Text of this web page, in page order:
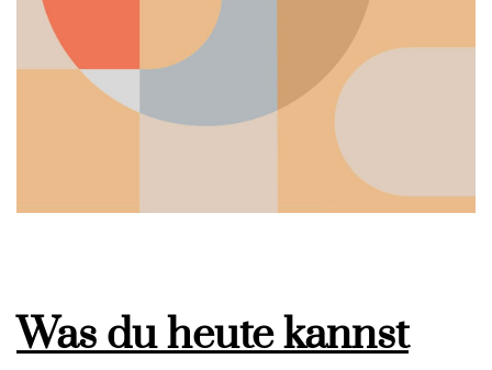
Was du heute kannst